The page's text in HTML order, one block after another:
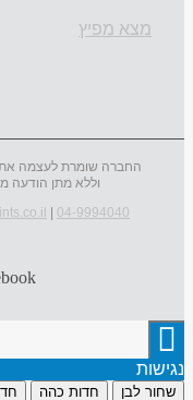
מצא מפיץ
החברה שומרת לעצמה את
וללא מתן הודעה
04-9994040
נגישות
שחור לבן חדות כהה